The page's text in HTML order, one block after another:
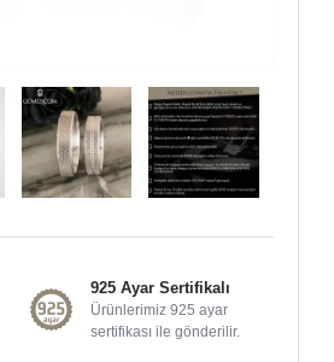
925 Ayar Sertifikalı
Ürünlerimiz 925 ayar
sertifikası ile gönderilir.